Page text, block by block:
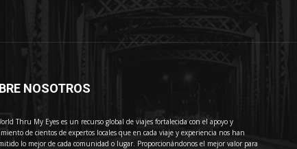
NOSOTROS
Thru My Eyes es un recurso global de viajes fortalecida con el apoyo y
de cientos de expertos locales que en cada viaje y experiencia nos han
lo mejor de cada comunidad o lugar. Proporcionándonos el mejor valor para